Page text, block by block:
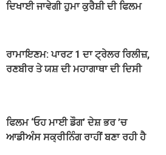
ਦਿਖਾਈ ਜਾਵੇਗੀ ਹੁਮਾ ਕੁਰੈਸ਼ੀ ਦੀ ਫਿਲਮ
ਰਾਮਾਇਣਮ: ਪਾਰਟ 1 ਦਾ ਟ੍ਰੇਲਰ ਰਿਲੀਜ਼,
ਰਣਬੀਰ ਤੇ ਯਸ਼ ਦੀ ਮਹਾਗਾਥਾ ਦੀ ਦਿਸੀ
ਫਿਲਮ ‘ਓਹ ਮਾਈ ਡੌਗ’ ਦੇਸ਼ ਭਰ ’ਚ
ਆਡੀਅੰਸ ਸਕ੍ਰੀਨਿੰਗ ਰਾਹੀਂ ਬਣਾ ਰਹੀ ਹੈ